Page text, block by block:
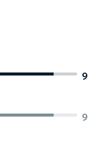
9
9